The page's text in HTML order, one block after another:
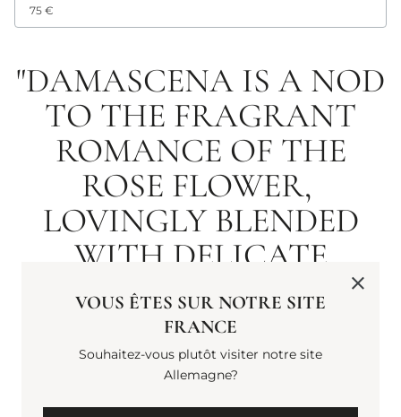
75 €
"DAMASCENA IS A NOD
TO THE FRAGRANT
ROMANCE OF THE
ROSE FLOWER,
LOVINGLY BLENDED
WITH DELICATE
MANDARIN AND
CEDARWOOD FOR A
SEDUCTIVE
ENCOUNTER."
VOUS ÊTES SUR NOTRE SITE
FRANCE
Souhaitez-vous plutôt visiter notre site
Allemagne?